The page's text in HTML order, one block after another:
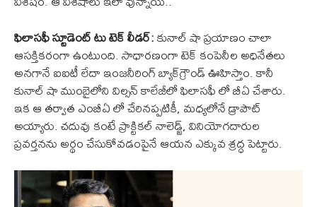
ఫిలాసఫీ స్టూడెంట్ టు టెక్ లీడర్:కునాల్ షా ప్రయాణం చాలా
ఆసక్తికరంగా ఉంటుంది. సాధారణంగా టెక్ కంపెనీల అధినేతలు
అనగానే ఐఐటీ లేదా ఇంజనీరింగ్ బ్యాక్‌గ్రౌండ్ ఊహిస్తాం. కానీ
కునాల్ షా ముంబైలోని విల్సన్ కాలేజీలో ఫిలాసఫీ లో బీఏ చేశారు.
ఇక ఆ తర్వాత ఎంబీఏ లో చేరినప్పటికీ, మధ్యలోనే డ్రాపౌట్
అయ్యారు. చదువు కంటే ప్రాక్టికల్ నాలెడ్జ్, వినియోగదారుల
ప్రవర్తనను అర్థం చేసుకోవడంపైనే ఆయన ఎక్కువ శ్రద్ధ పెట్టారు.